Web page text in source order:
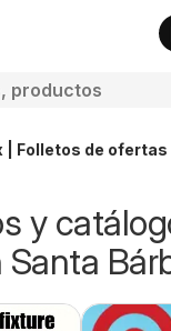
Folletos de ofertas
y